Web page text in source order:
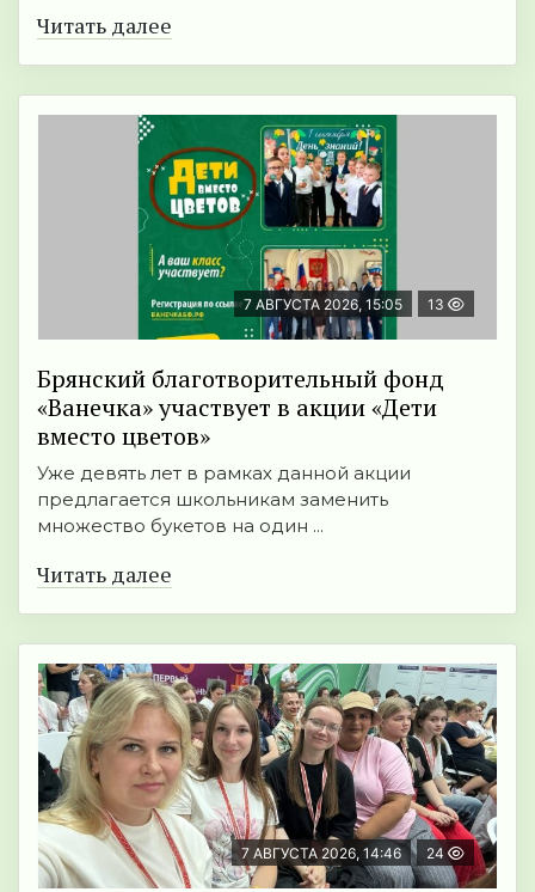
Читать далее
7 АВГУСТА 2026, 15:05 13
Брянский благотворительный фонд
«Ванечка» участвует в акции «Дети
вместо цветов»
Уже девять лет в рамках данной акции
предлагается школьникам заменить
множество букетов на один ...
Читать далее
7 АВГУСТА 2026, 14:46 24